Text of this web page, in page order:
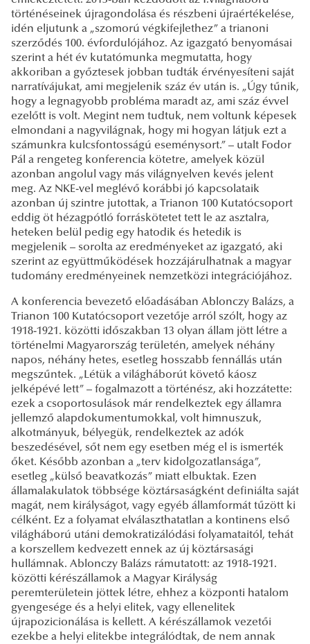
történéseinek újragondolása és részbeni újraértékelése,
idén eljutunk a „szomorú végkifejlethez” a trianoni
szerződés 100. évfordulójához. Az igazgató benyomásai
szerint a hét év kutatómunka megmutatta, hogy
akkoriban a győztesek jobban tudták érvényesíteni saját
narratívájukat, ami megjelenik száz év után is. „Úgy tűnik,
hogy a legnagyobb probléma maradt az, ami száz évvel
ezelőtt is volt. Megint nem tudtuk, nem voltunk képesek
elmondani a nagyvilágnak, hogy mi hogyan látjuk ezt a
számunkra kulcsfontosságú eseménysort.” – utalt Fodor
Pál a rengeteg konferencia kötetre, amelyek közül
azonban angolul vagy más világnyelven kevés jelent
meg. Az NKE-vel meglévő korábbi jó kapcsolataik
azonban új szintre jutottak, a Trianon 100 Kutatócsoport
eddig öt hézagpótló forráskötetet tett le az asztalra,
heteken belül pedig egy hatodik és hetedik is
megjelenik – sorolta az eredményeket az igazgató, aki
szerint az együttműködések hozzájárulhatnak a magyar
tudomány eredményeinek nemzetközi integrációjához.
A konferencia bevezető előadásában Ablonczy Balázs, a
Trianon 100 Kutatócsoport vezetője arról szólt, hogy az
1918-1921. közötti időszakban 13 olyan állam jött létre a
történelmi Magyarország területén, amelyek néhány
napos, néhány hetes, esetleg hosszabb fennállás után
megszűntek. „Létük a világháborút követő káosz
jelképévé lett” – fogalmazott a történész, aki hozzátette:
ezek a csoportosulások már rendelkeztek egy államra
jellemző alapdokumentumokkal, volt himnuszuk,
alkotmányuk, bélyegük, rendelkeztek az adók
beszedésével, sőt nem egy esetben még el is ismerték
őket. Később azonban a „terv kidolgozatlansága”,
esetleg „külső beavatkozás” miatt elbuktak. Ezen
államalakulatok többsége köztársaságként definiálta saját
magát, nem királyságot, vagy egyéb államformát tűzött ki
célként. Ez a folyamat elválaszthatatlan a kontinens első
világháború utáni demokratizálódási folyamataitól, tehát
a korszellem kedvezett ennek az új köztársasági
hullámnak. Ablonczy Balázs rámutatott: az 1918-1921.
közötti kérészállamok a Magyar Királyság
peremterületein jöttek létre, ehhez a központi hatalom
gyengesége és a helyi elitek, vagy ellenelitek
újrapozicionálása is kellett. A kérészállamok vezetői
ezekbe a helyi elitekbe integrálódtak, de nem annak